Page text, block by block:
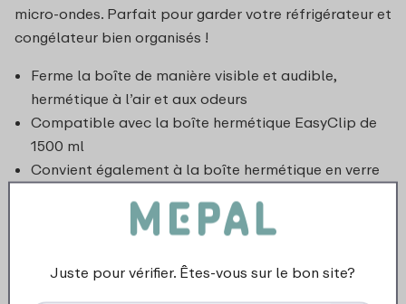
micro-ondes. Parfait pour garder votre réfrigérateur et
congélateur bien organisés !
Ferme la boîte de manière visible et audible,
hermétique à l’air et aux odeurs
Compatible avec la boîte hermétique EasyClip de
1500 ml
Convient également à la boîte hermétique en verre
Juste pour vérifier. Êtes-vous sur le bon site?